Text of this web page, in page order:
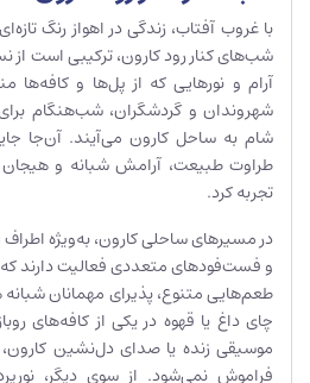
با غروب آفتاب، زندگی در اهواز رنگ
شب‌های کنار رود کارون، ترکیبی است
آرام و نورهایی که از پل‌ها و
شهروندان و گردشگران، شب‌هنگام
شام به ساحل کارون می‌آیند. آن‌جا
طراوت طبیعت، آرامش شبانه و هیجان
تجربه کرد.
در مسیرهای ساحلی کارون، به‌ویژه
و فست‌فودهای متعددی فعالیت دارند
طعم‌هایی متنوع، پذیرای مهمانان
چای داغ یا قهوه در یکی از کافه‌های
موسیقی زنده یا صدای دل‌نشین
فراموش نمی‌شود. از سوی دیگر،